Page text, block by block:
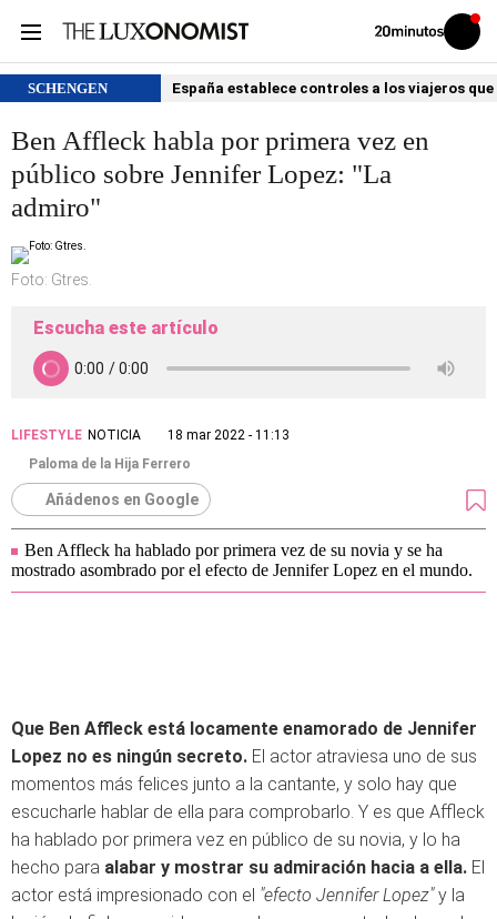
Volver
Iniciar
sesión
SCHENGEN España establece controles a los viajeros
Ben Affleck habla por primera vez en
público sobre Jennifer Lopez: "La
admiro"
Foto: Gtres.
Escucha este artículo
LIFESTYLE NOTICIA
18 mar 2022 - 11:13
Paloma de la Hija Ferrero
Añádenos en Google
Ben Affleck ha hablado por primera vez de su novia y se ha
mostrado asombrado por el efecto de Jennifer Lopez en el mundo.
Que Ben Affleck está locamente enamorado de Jennifer
Lopez no es ningún secreto. El actor atraviesa uno de sus
momentos más felices junto a la cantante, y solo hay que
escucharle hablar de ella para comprobarlo. Y es que Affleck
ha hablado por primera vez en público de su novia, y lo ha
hecho para alabar y mostrar su admiración hacia a ella. El
actor está impresionado con el "efecto Jennifer Lopez"y la